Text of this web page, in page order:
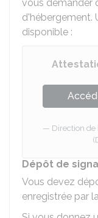
vous demander
d'hébergement.
disponible :
Direction
Dépôt de
Vous devez
enregistrée par